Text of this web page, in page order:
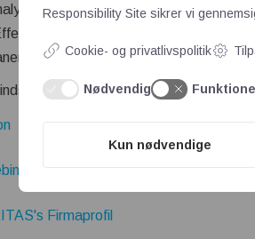
og Pareto-analyse: Visualisering
af analyser med D8 og A3-
Prioriteringsmatricer og SMART-
i faldgruber og konkrete
om Miljømærkninger fra Bureau
Firmaprofil
Responsibility Site sikrer vi
Cookie- og privatlivspolitik
Nødvendig Funktionel
Kun nødvendige